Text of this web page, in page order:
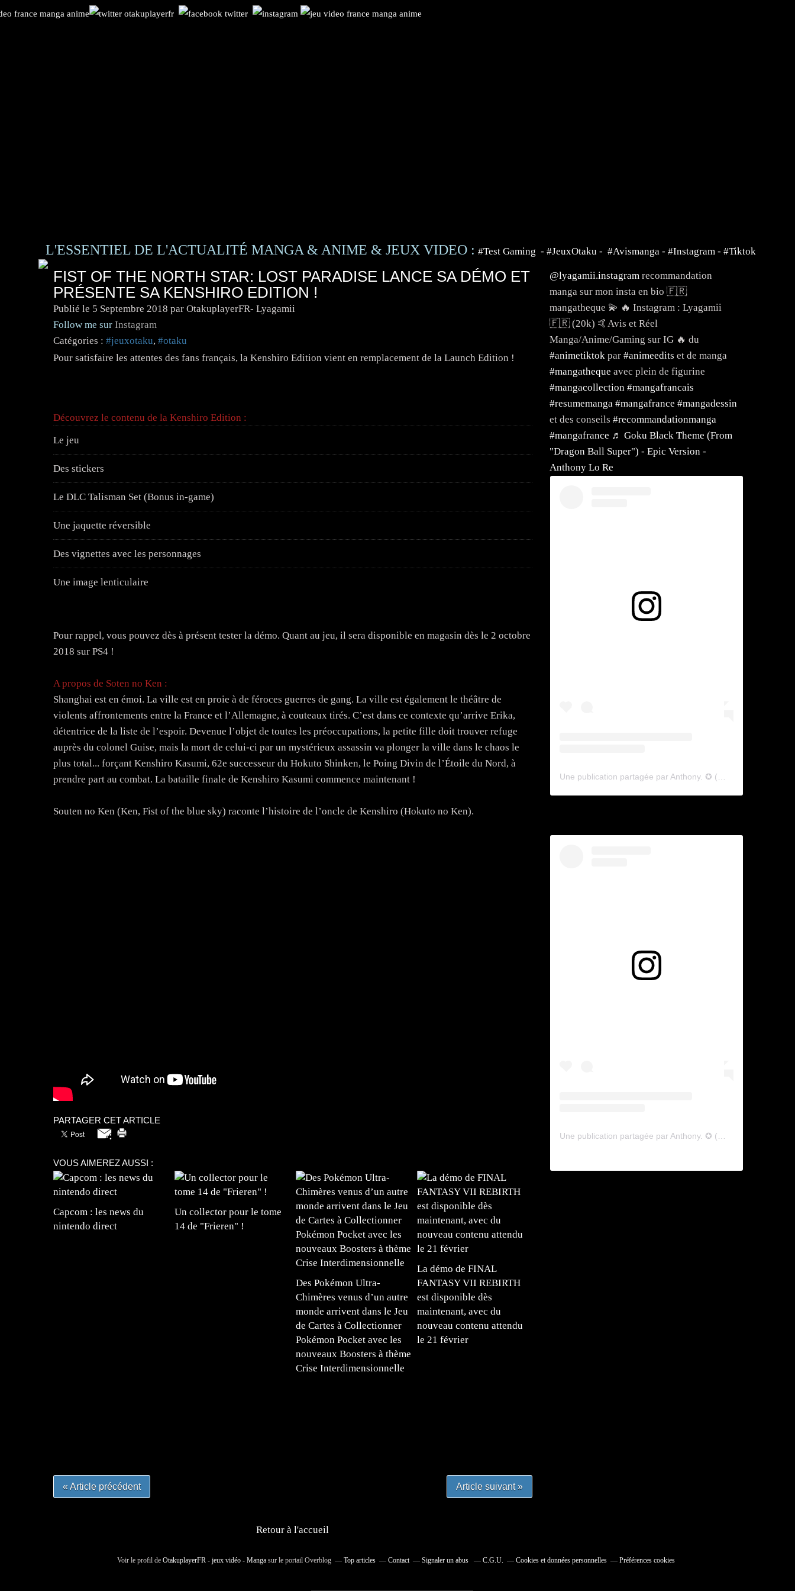
L'ESSENTIEL DE L'ACTUALITÉ MANGA & ANIME & JEUX VIDEO : #Test Gaming - #JeuxOtaku - #Avismanga - #Instagram - #Tiktok
FIST OF THE NORTH STAR: LOST PARADISE LANCE SA DÉMO ET
PRÉSENTE SA KENSHIRO EDITION !
Publié le 5 Septembre 2018 par OtakuplayerFR- Lyagamii
Follow me sur Instagram
Catégories : #jeuxotaku, #otaku
Pour satisfaire les attentes des fans français, la Kenshiro Edition vient en remplacement de la Launch Edition !
Découvrez le contenu de la Kenshiro Edition :
Le jeu
Des stickers
Le DLC Talisman Set (Bonus in-game)
Une jaquette réversible
Des vignettes avec les personnages
Une image lenticulaire
Pour rappel, vous pouvez dès à présent tester la démo. Quant au jeu, il sera disponible en magasin dès le 2 octobre
2018 sur PS4 !
A propos de Soten no Ken :
Shanghai est en émoi. La ville est en proie à de féroces guerres de gang. La ville est également le théâtre de
violents affrontements entre la France et l’Allemagne, à couteaux tirés. C’est dans ce contexte qu’arrive Erika,
détentrice de la liste de l’espoir. Devenue l’objet de toutes les préoccupations, la petite fille doit trouver refuge
auprès du colonel Guise, mais la mort de celui-ci par un mystérieux assassin va plonger la ville dans le chaos le
plus total... forçant Kenshiro Kasumi, 62e successeur du Hokuto Shinken, le Poing Divin de l’Étoile du Nord, à
prendre part au combat. La bataille finale de Kenshiro Kasumi commence maintenant !
Souten no Ken (Ken, Fist of the blue sky) raconte l’histoire de l’oncle de Kenshiro (Hokuto no Ken).
PARTAGER CET ARTICLE
VOUS AIMEREZ AUSSI :
Capcom : les news du
nintendo direct
Un collector pour le tome
14 de "Frieren" !
Des Pokémon Ultra-
Chimères venus d’un autre
monde arrivent dans le Jeu
de Cartes à Collectionner
Pokémon Pocket avec les
nouveaux Boosters à thème
Crise Interdimensionnelle
La démo de FINAL
FANTASY VII REBIRTH
est disponible dès
maintenant, avec du
nouveau contenu attendu
le 21 février
« Article précédent Article suivant »
Retour à l'accueil
@lyagamii.instagram recommandation
manga sur mon insta en bio 🇫🇷
mangatheque 💫 🔥 Instagram : Lyagamii
🇫🇷 (20k) 🤙Avis et Réel
Manga/Anime/Gaming sur IG 🔥 du
#animetiktok par #animeedits et de manga
#mangatheque avec plein de figurine
#mangacollection #mangafrancais
#resumemanga #mangafrance #mangadessin
et des conseils #recommandationmanga
#mangafrance ♬ Goku Black Theme (From
"Dragon Ball Super") - Epic Version -
Anthony Lo Re
Une publication partagée par Anthony. ✪ (@lyagamii)
Voir le profil de OtakuplayerFR - jeux vidéo - Mangasur le portail Overblog Top articles Contact Signaler un abus C.G.U. Cookies et données personnelles Préférences cookies